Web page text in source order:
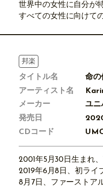
世界中の女性に自分が
すべての女性に向けて
邦楽
タイトル名
命の
アーティスト名
メーカー
ユニ
発売日
CDコード
2001年5月30日生まれ
2019年6月8日、初ライ
8月7日、ファーストア